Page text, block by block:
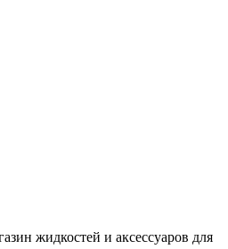
жидкостей и аксессуаров для